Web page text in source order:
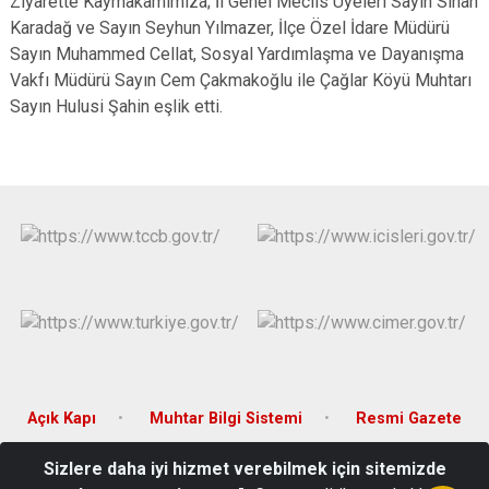
Karadağ ve Sayın Seyhun Yılmazer, İlçe Özel İdare Müdürü
Sayın Muhammed Cellat, Sosyal Yardımlaşma ve Dayanışma
Vakfı Müdürü Sayın Cem Çakmakoğlu ile Çağlar Köyü Muhtarı
Sayın Hulusi Şahin eşlik etti.
Açık Kapı Muhtar Bilgi Sistemi Resmi Gazete
Merkez Mahallesi Atatürk Bulvarı No.60 Çatalzeytin/KASTAMONU
Sizlere daha iyi hizmet verebilmek için sitemizde